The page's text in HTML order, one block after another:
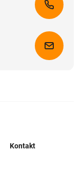
Kontakt